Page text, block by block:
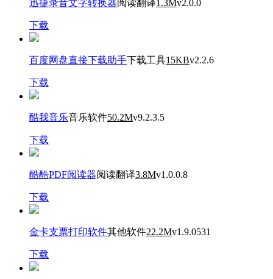
迅捷录音文字转换器 阅读翻译1.3Mv2.0.0
下载
百度网盘直接下载助手下载工具15KBv2.2.6
下载
酷我音乐音乐软件50.2Mv9.2.3.5
下载
酷酷PDF阅读器阅读翻译3.8Mv1.0.0.8
下载
金卡支票打印软件其他软件22.2Mv1.9.0531
下载